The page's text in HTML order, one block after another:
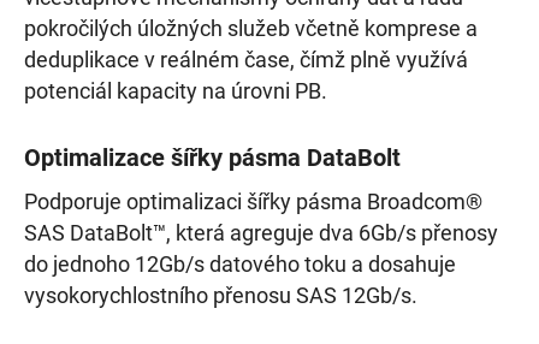
pokročilých úložných služeb včetně komprese a
deduplikace v reálném čase, čímž plně využívá
potenciál kapacity na úrovni PB.
Optimalizace šířky pásma DataBolt
Podporuje optimalizaci šířky pásma Broadcom®
SAS DataBolt™, která agreguje dva 6Gb/s přenosy
do jednoho 12Gb/s datového toku a dosahuje
vysokorychlostního přenosu SAS 12Gb/s.